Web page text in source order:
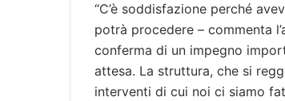
“C’è soddisfazione perché
potrà procedere – commenta
conferma di un impegno
attesa. La struttura, che si
interventi di cui noi ci siamo